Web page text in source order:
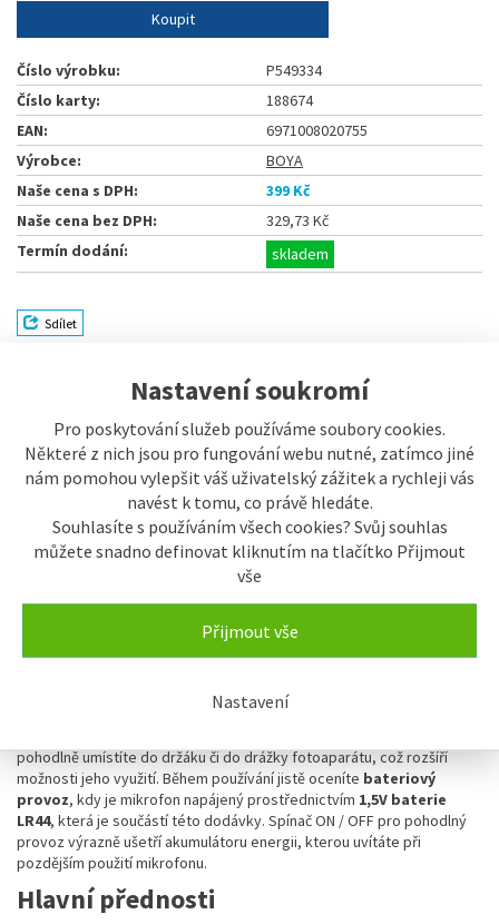
Nastavení soukromí
Pro poskytování služeb používáme soubory cookies.
Některé z nich jsou pro fungování webu nutné, zatímco jiné
nám pomohou vylepšit váš uživatelský zážitek a rychleji vás
navést k tomu, co právě hledáte.
Souhlasíte s používáním všech cookies? Svůj souhlas
můžete snadno definovat kliknutím na tlačítko Přijmout
vše
Přijmout vše
Nastavení
Koupit
Číslo výrobku:
P549334
Číslo karty:
188674
EAN:
6971008020755
Výrobce:
BOYA
Naše cena s DPH:
399 Kč
Naše cena bez DPH:
329,73 Kč
Termín dodání:
skladem
Sdílet
Popis výrobku
Připojte tento
kardioidní kondenzátorový mikrofon Boya BY-
k vaší videokameře, fotoaparátu, chytrému telefonu, audio
rekordéru či k dalším zařízením, které mají3,5mm mini-jack
konektor. Zařízení poskytne kvalitní zvuk díky svévysoké
široké frekvenční odezvě 60 Hz až 18 kHz
mikrofonů pro zpěváky, neboťeliminuje nepříjemnou zpětnou
vazbuna minimum.
ochrana proti větru pohltí okolní ruchy
proti sykavkám, polosykavkám a retnicím
pohodlně umístíte do držáku či do drážky fotoaparátu, což rozšíří
možnosti jeho využití. Během používání jistě oceníte bateriový
provoz, kdy je mikrofon napájený prostřednictvím 1,5V baterie
LR44, která je součástí této dodávky. Spínač ON / OFF pro pohodlný
provoz výrazně ušetří akumulátoru energii, kterou uvítáte při
pozdějším použití mikrofonu.
Hlavní přednosti